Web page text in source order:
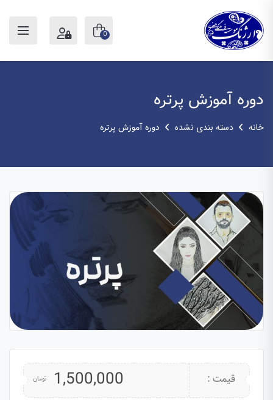
0
دوره آموزش پرتره
خانه دسته بندی نشده دوره آموزش پرتره
قیمت : 1,500,000 تومان